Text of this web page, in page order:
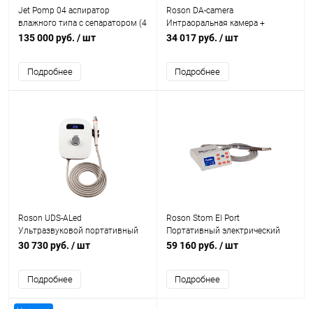
Jet Pomp 04 аспиратор
влажного типа с сепаратором (4
установки)
135 000 руб. / шт
Подробнее
Roson DA-camera
Интраоральная камера +
монитор: встраиваемая
34 017 руб. / шт
Подробнее
Roson UDS-ALed
Ультразвуковой портативный
скейлер с подсветкой LED
30 730 руб. / шт
Подробнее
Roson Stom El Port
Портативный электрический
мотор с внутренней системой
59 160 руб. / шт
Подробнее